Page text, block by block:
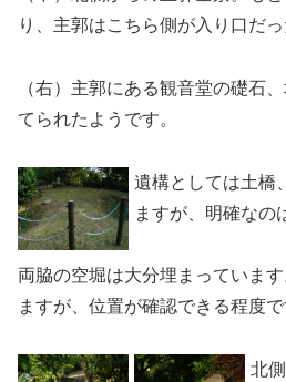
り、主郭はこちら側が入り口だっ
（右）主郭にある観音堂の礎石
てられたようです。
遺構としては土橋
ますが、明確なの
両脇の空堀は大分埋まっていま
ますが、位置が確認できる程度で
北